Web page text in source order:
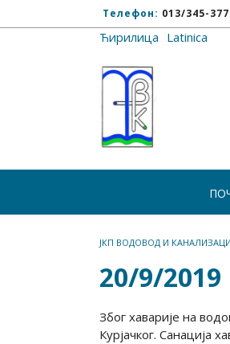
Телефон: 013/345-377
Ћирилица Latinica
ЈКП ВОДОВОД И
20/9/2019
Због хаварије на
Курјачког. Санација